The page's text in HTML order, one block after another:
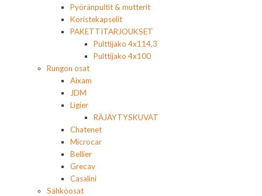
Pyöränpultit & mutterit
Koristekapselit
PAKETTITARJOUKSET
Pulttijako 4x114,3
Pulttijako 4x100
Rungon osat
Aixam
JDM
Ligier
RÄJÄYTYSKUVAT
Chatenet
Microcar
Bellier
Grecav
Casalini
Sähköosat